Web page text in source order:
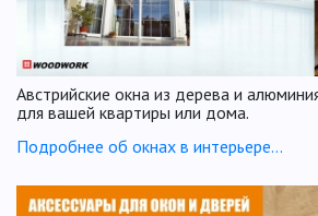
Австрийские окна из дерева и
для вашей квартиры или дома.
Подробнее об окнах в интерьере...